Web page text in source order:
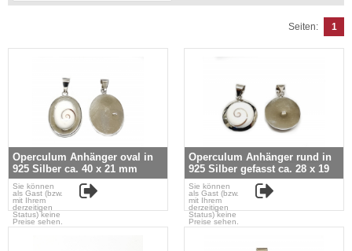
Seiten: 1
Operculum Anhänger oval in
925 Silber ca. 40 x 21 mm
Sie können
als Gast (bzw.
mit Ihrem
derzeitigen
Status) keine
Preise sehen.
Operculum Anhänger rund in
925 Silber gefasst ca. 28 x 19
mm
Sie können
als Gast (bzw.
mit Ihrem
derzeitigen
Status) keine
Preise sehen.